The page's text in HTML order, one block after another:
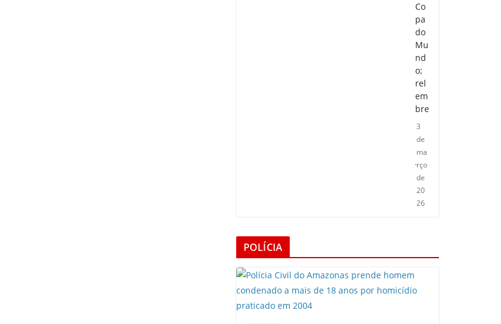
Co
pa
do
Mu
nd
o;
rel
em
bre
3
de
ma
rço
de
20
26
POLÍCIA